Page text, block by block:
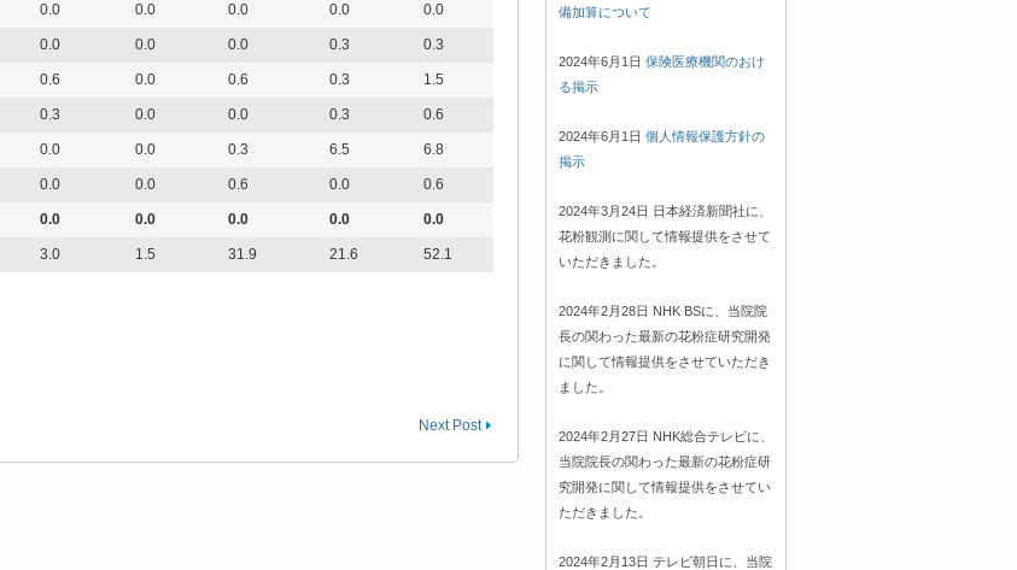
0.0 0.0 0.0 0.0 0.0
0.0 0.0 0.0 0.3 0.3
0.6 0.0 0.6 0.3 1.5
0.3 0.0 0.0 0.3 0.6
0.0 0.0 0.3 6.5 6.8
0.0 0.0 0.6 0.0 0.6
0.0 0.0 0.0 0.0 0.0
3.0 1.5 31.9 21.6 52.1
Next Post
備加算について
2024年6月1日 保険医療機関のおけ
る掲示
2024年6月1日 個人情報保護方針の
掲示
2024年3月24日 日本経済新聞社に、
花粉観測に関して情報提供をさせて
いただきました。
2024年2月28日 NHK BSに、当院院
長の関わった最新の花粉症研究開発
に関して情報提供をさせていただき
ました。
2024年2月27日 NHK総合テレビに、
当院院長の関わった最新の花粉症研
究開発に関して情報提供をさせてい
ただきました。
2024年2月13日 テレビ朝日に、当院